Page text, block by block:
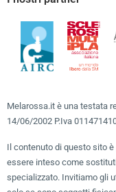
Melarossa.it è una testata
14/06/2002 P.Iva
Il contenuto di questo sito
essere inteso come
specializzato. Invitiamo gli